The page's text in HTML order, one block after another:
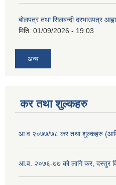
बोलपत्र तथा सिलबन्दी दरभाउपत्र
मिति: 01/09/2026 - 19:03
अन्य
कर तथा शुल्कहरु
आ.व.२०७७/७८ कर तथा शुल्कहरु
आ.व. २०७६-७७ को लागि कर, दस्तुर